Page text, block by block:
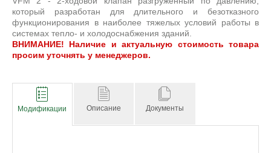
который разработан для длительного и безотказного
функционирования в наиболее тяжелых условий работы в
системах тепло- и холодоснабжения зданий.
ВНИМАНИЕ! Наличие и актуальную стоимость товара
просим уточнять у менеджеров.
Модификации Описание Документы